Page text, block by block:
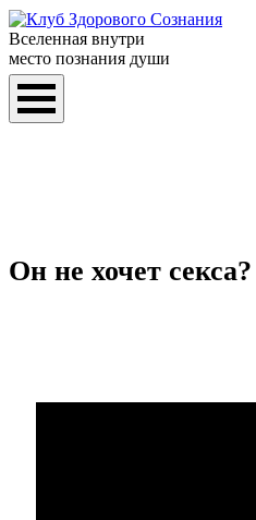
Вселенная внутри
место познания души
Он не хочет секса?